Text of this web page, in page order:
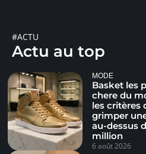
#ACTU
Actu au top
MODE
Basket les
chere du
les critères
grimper
au-dessus
million
6 août 2026